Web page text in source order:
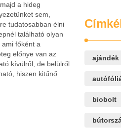
a hideg
sem,
tudatosabban élni
található olyan
, ami főként a
előnye van az
kívülről, de belülről
hiszen kitűnő
ajándék
biobolt